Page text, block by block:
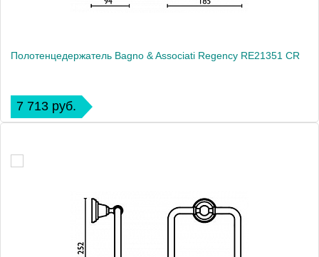
Полотенцедержатель Bagno & Associati Regency RE21351 CR
7 713 руб.